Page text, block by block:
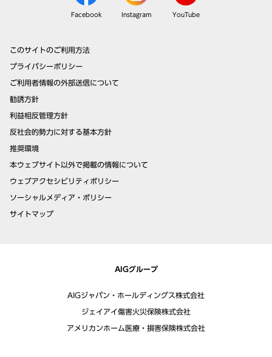
Facebook Instagram YouTube
このサイトのご利用方法
プライバシーポリシー
ご利用者情報の外部送信について
勧誘方針
利益相反管理方針
反社会的勢力に対する基本方針
推奨環境
本ウェブサイト以外で掲載の情報について
ウェブアクセシビリティポリシー
ソーシャルメディア・ポリシー
サイトマップ
AIGグループ
AIGジャパン・ホールディングス株式会社
ジェイアイ傷害火災保険株式会社
アメリカンホーム医療・損害保険株式会社